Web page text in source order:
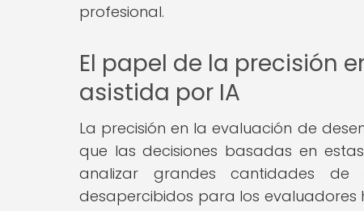
profesional.
El papel de la precisión
asistida por IA
La precisión en la evaluación de
que las decisiones basadas en
analizar grandes cantidades
desapercibidos para los evaluadores